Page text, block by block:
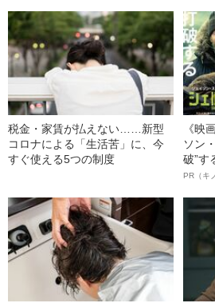
税金・家賃が払えない……新型
コロナによる「生活苦」に、今
すぐ使える5つの制度
《映
ソン
破”す
ボ》
PR（キ